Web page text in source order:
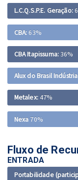
L.C.Q.S.P.E. Geração:
CBA: 63%
CBA Itapissuma:36%
Alux do Brasil
Metalex:47%
Nexa 70%
Fluxo de
ENTRADA
Portabilidade